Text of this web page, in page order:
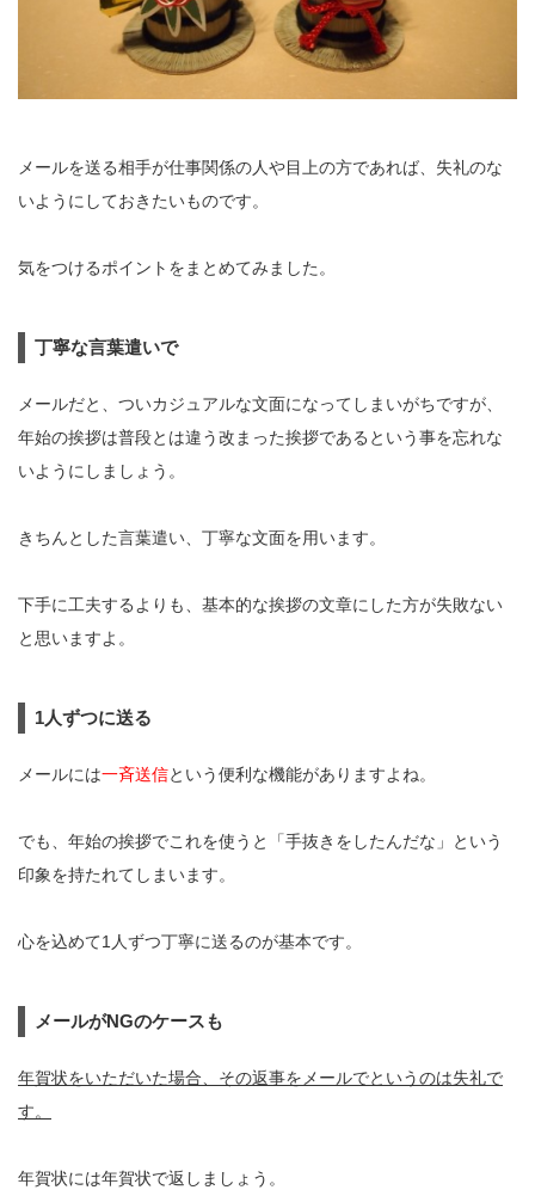
メールを送る相手が仕事関係の人や目上の方であれば、失礼のな
いようにしておきたいものです。
気をつけるポイントをまとめてみました。
丁寧な言葉遣いで
メールだと、ついカジュアルな文面になってしまいがちですが、
年始の挨拶は普段とは違う改まった挨拶であるという事を忘れな
いようにしましょう。
きちんとした言葉遣い、丁寧な文面を用います。
下手に工夫するよりも、基本的な挨拶の文章にした方が失敗ない
と思いますよ。
1人ずつに送る
メールには一斉送信という便利な機能がありますよね。
でも、年始の挨拶でこれを使うと「手抜きをしたんだな」という
印象を持たれてしまいます。
心を込めて1人ずつ丁寧に送るのが基本です。
メールがNGのケースも
年賀状をいただいた場合、その返事をメールでというのは失礼で
す。
年賀状には年賀状で返しましょう。